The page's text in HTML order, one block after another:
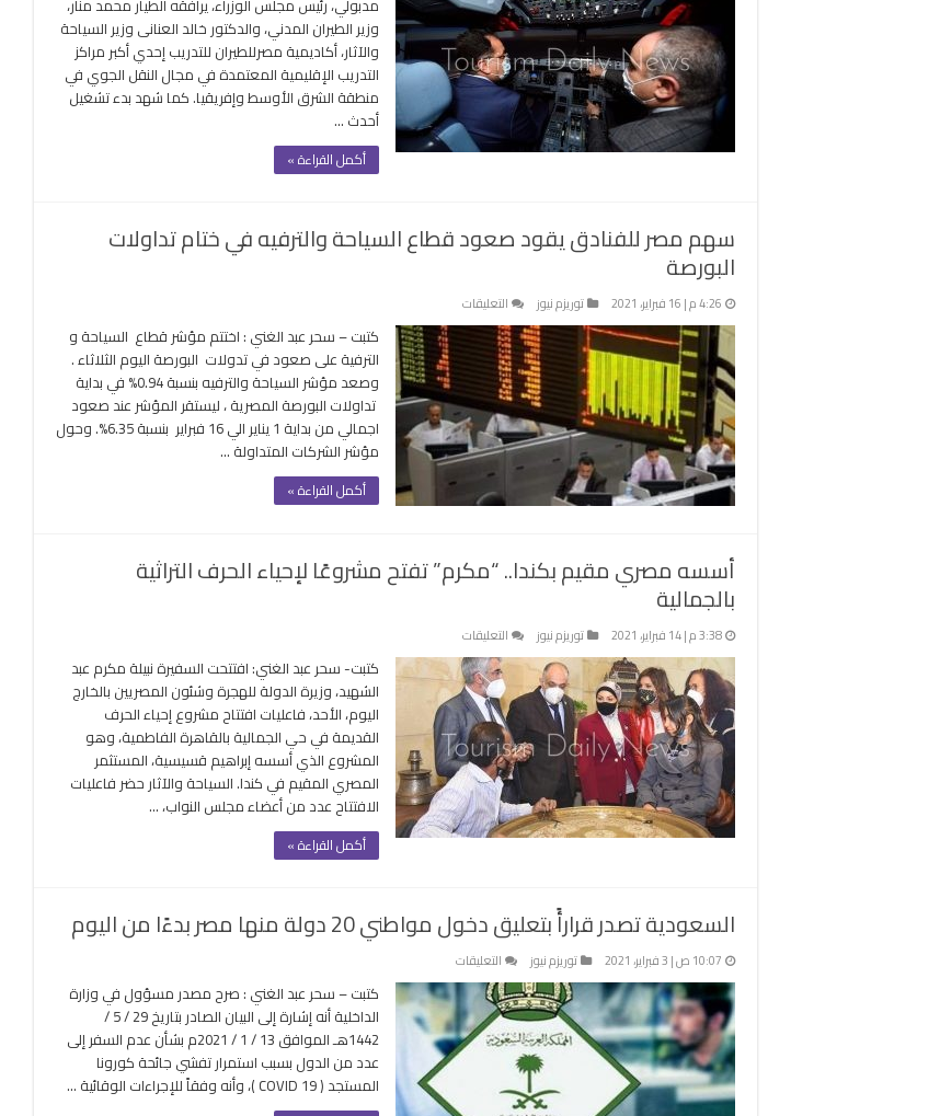
بدء
تشغيل
أحدث
أجهزة
الطيران
التمثيلي
من
مغلقة
وزير الطيران المدني، والدكتور خالد العنانى وزير السياحة
والآثار، أكاديمية مصرللطيران للتدريب إحدي أكبر مراكز
التدريب الإقليمية المعتمدة في مجال النقل الجوي في
منطقة الشرق الأوسط وإفريقيا. كما شهد بدء تشغيل
أحدث …
أكمل القراءة »
سهم مصر للفنادق يقود صعود قطاع السياحة والترفيه في ختام تداولات
البورصة
4:26 م | 16 فبراير، 2021 توريزم نيوز التعليقات
سهم
مصر
للفنادق
يقود
صعود
قطاع
السياحة
والترفيه
البورصة
مغلقة
كتبت – سحر عبد الغني : اختتم مؤشر قطاع السياحة و
الترفية على صعود في تدولات البورصة اليوم الثلاثاء .
وصعد مؤشر السياحة والترفيه بنسبة 0.94% في بداية
تداولات البورصة المصرية ، ليستقر المؤشر عند صعود
اجمالي من بداية 1 يناير الي 16 فبراير بنسبة 6.35%. وحول
مؤشر الشركات المتداولة …
أكمل القراءة »
أسسه مصري مقيم بكندا.. “مكرم” تفتح مشروعًا لإحياء الحرف التراثية
بالجمالية
3:38 م | 14 فبراير، 2021 توريزم نيوز التعليقات
أسسه
مصري
مقيم
بكندا..
“مكرم”
تفتح
مشروعًا
لإحياء
الحرف
كتبت- سحر عبد الغني: افتتحت السفيرة نبيلة مكرم عبد
الشهيد، وزيرة الدولة للهجرة وشئون المصريين بالخارج
اليوم، الأحد، فاعليات افتتاح مشروع إحياء الحرف
القديمة في حي الجمالية بالقاهرة الفاطمية، وهو
المشروع الذي أسسه إبراهيم قسيسية، المستثمر
المصري المقيم في كندا. السياحة والآثار حضر فاعليات
الافتتاح عدد من أعضاء مجلس النواب، …
أكمل القراءة »
السعودية تصدر قرارأً بتعليق دخول مواطني 20 دولة منها مصر بدءًا من اليوم
10:07 ص | 3 فبراير، 2021 توريزم نيوز التعليقات
السعودية
تصدر
قرارأً
بتعليق
دخول
مواطني
كتبت – سحر عبد الغني : صرح مصدر مسؤول في وزارة
الداخلية أنه إشارة إلى البيان الصادر بتاريخ 29 / 5 /
1442هـ الموافق 13 / 1 / 2021م بشأن عدم السفر إلى
عدد من الدول بسبب استمرار تفشي جائحة كورونا
المستجد ( COVID 19 )، وأنه وفقاً للإجراءات الوقائية …